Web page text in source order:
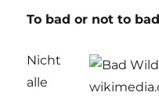
To bad or not to bad
Nicht
alle